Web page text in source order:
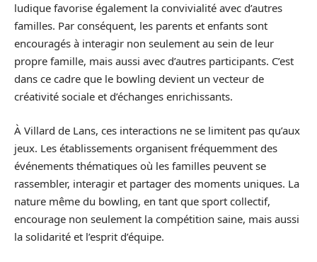
ludique favorise également la convivialité avec d’autres
familles. Par conséquent, les parents et enfants sont
encouragés à interagir non seulement au sein de leur
propre famille, mais aussi avec d’autres participants. C’est
dans ce cadre que le bowling devient un vecteur de
créativité sociale et d’échanges enrichissants.
À Villard de Lans, ces interactions ne se limitent pas qu’aux
jeux. Les établissements organisent fréquemment des
événements thématiques où les familles peuvent se
rassembler, interagir et partager des moments uniques. La
nature même du bowling, en tant que sport collectif,
encourage non seulement la compétition saine, mais aussi
la solidarité et l’esprit d’équipe.